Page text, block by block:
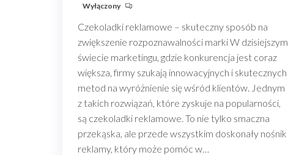
Wyłączony
Czekoladki reklamowe – skuteczny sposób na
zwiększenie rozpoznawalności marki W dzisiejszym
świecie marketingu, gdzie konkurencja jest coraz
większa, firmy szukają innowacyjnych i skutecznych
metod na wyróżnienie się wśród klientów. Jednym
z takich rozwiązań, które zyskuje na popularności,
są czekoladki reklamowe. To nie tylko smaczna
przekąska, ale przede wszystkim doskonały nośnik
reklamy, który może pomóc w…